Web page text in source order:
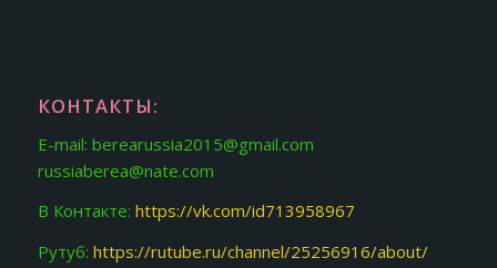
КОНТАКТЫ:
E-mail: berearussia2015@gmail.com
russiaberea@nate.com
В Контакте: https://vk.com/id713958967
Рутуб: https://rutube.ru/channel/25256916/about/